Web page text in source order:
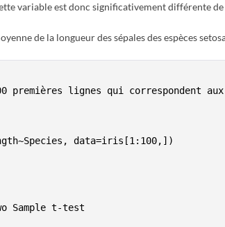
variable est donc significativement différente de
de la longueur des sépales des espèces
premières lignes qui correspondent aux
data=iris[1:100,])
t-test